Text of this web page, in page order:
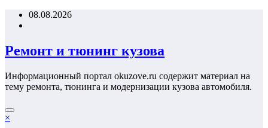
Перейти08.08.2026
Ремонт и тюнинг кузова
Информационный портал okuzove.ru содержит материал на
тему ремонта, тюнинга и модернизации кузова автомобиля.
×